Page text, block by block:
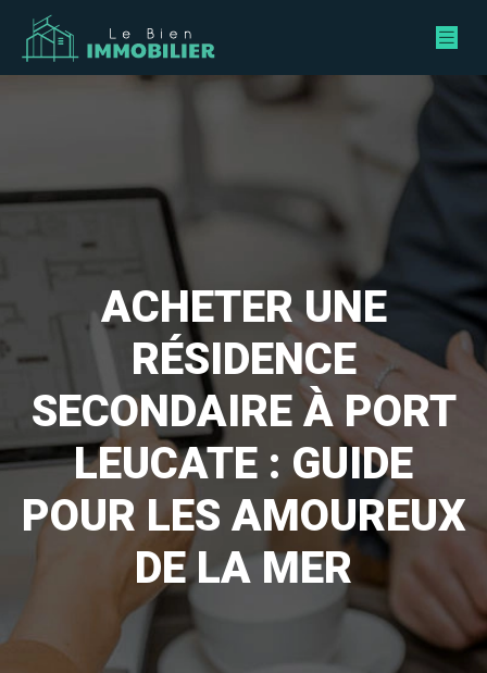
ACHETER UNE
RÉSIDENCE
SECONDAIRE À PORT
LEUCATE : GUIDE
POUR LES AMOUREUX
DE LA MER